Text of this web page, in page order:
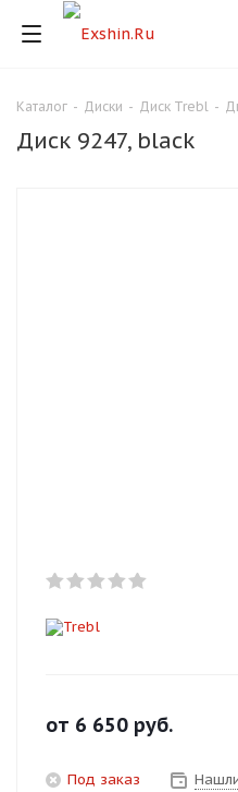
Каталог - Диски - Диск Trebl -
Диск 9247, black
от 6 650 руб.
Под заказ
Для клиентов всех банков
Оплачивайте
Получайте товар